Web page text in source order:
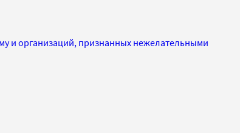
и организаций, признанных нежелательными